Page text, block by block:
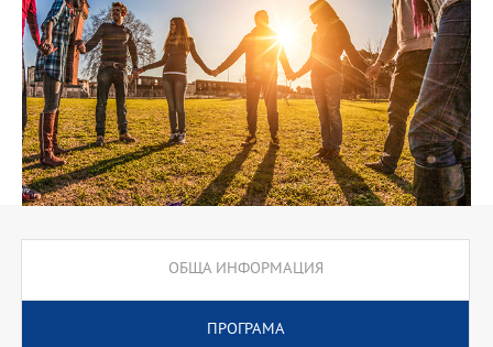
ОБЩА ИНФОРМАЦИЯ
ПРОГРАМА